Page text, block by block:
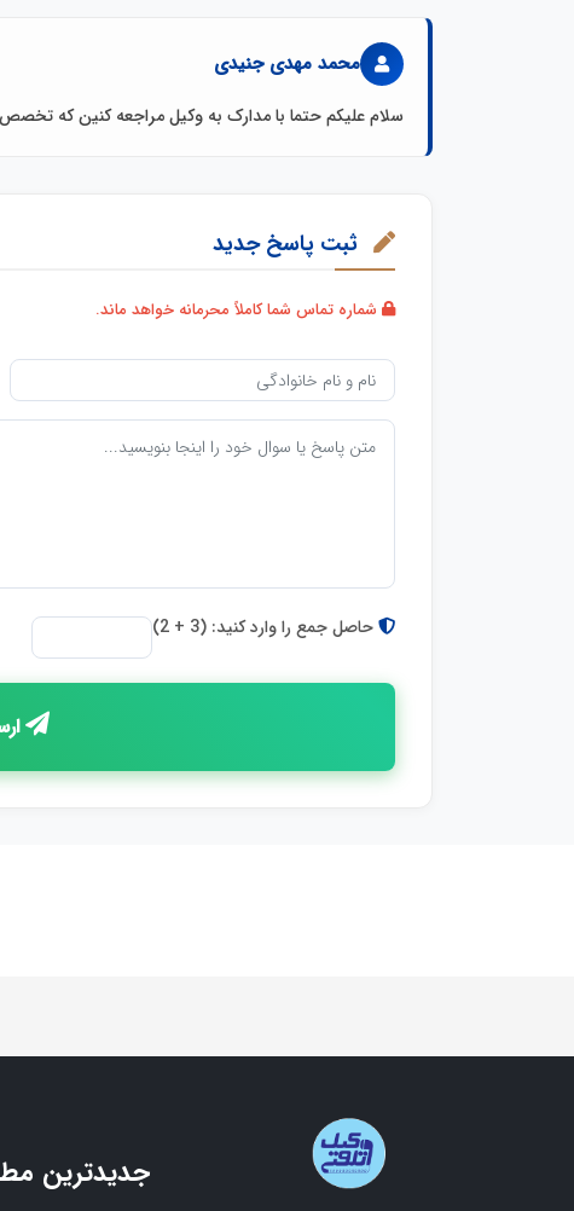
محمد مهدی جنیدی
سلام علیکم حتما با مدارک به وکیل مراجعه کنین که
ثبت پاسخ جدید
شماره تماس شما کاملاً محرمانه خواهد ماند.
حاصل جمع را وارد کنید: (3 + 2)
جدیدترین